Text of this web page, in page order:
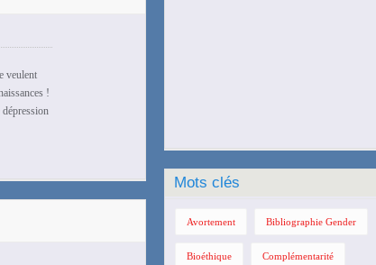
veulent
!
dépression
Mots clés
Avortement Bibliographie Gender
Bioéthique Complémentarité